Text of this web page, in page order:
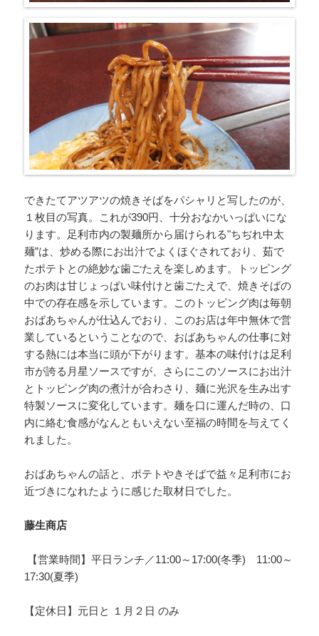
できたてアツアツの焼きそばをパシャリと写したのが、
１枚目の写真。これが390円、十分おなかいっぱいにな
ります。足利市内の製麺所から届けられる"ちぢれ中太
麺”は、炒める際にお出汁でよくほぐされており、茹で
たポテトとの絶妙な歯ごたえを楽しめます。トッピング
のお肉は甘じょっぱい味付けと歯ごたえで、焼きそばの
中での存在感を示しています。このトッピング肉は毎朝
おばあちゃんが仕込んでおり、このお店は年中無休で営
業しているということなので、おばあちゃんの仕事に対
する熱には本当に頭が下がります。基本の味付けは足利
市が誇る月星ソースですが、さらにこのソースにお出汁
とトッピング肉の煮汁が合わさり、麺に光沢を生み出す
特製ソースに変化しています。麺を口に運んだ時の、口
内に絡む食感がなんともいえない至福の時間を与えてく
れました。
おばあちゃんの話と、ポテトやきそばで益々足利市にお
近づきになれたように感じた取材日でした。
藤生商店
【営業時間】平日ランチ／11:00～17:00(冬季) 11:00～
17:30(夏季)
【定休日】元日と １月２日 のみ